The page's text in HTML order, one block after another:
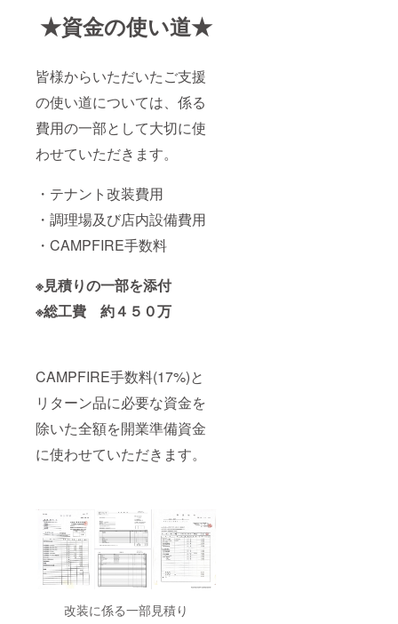
★資金の使い道★
皆様からいただいたご支援
の使い道については、係る
費用の一部として大切に使
わせていただきます。
・テナント改装費用
・調理場及び店内設備費用
・CAMPFIRE手数料
※見積りの一部を添付
※総工費 約４５０万
CAMPFIRE手数料(17%)と
リターン品に必要な資金を
除いた全額を開業準備資金
に使わせていただきます。
改装に係る一部見積り